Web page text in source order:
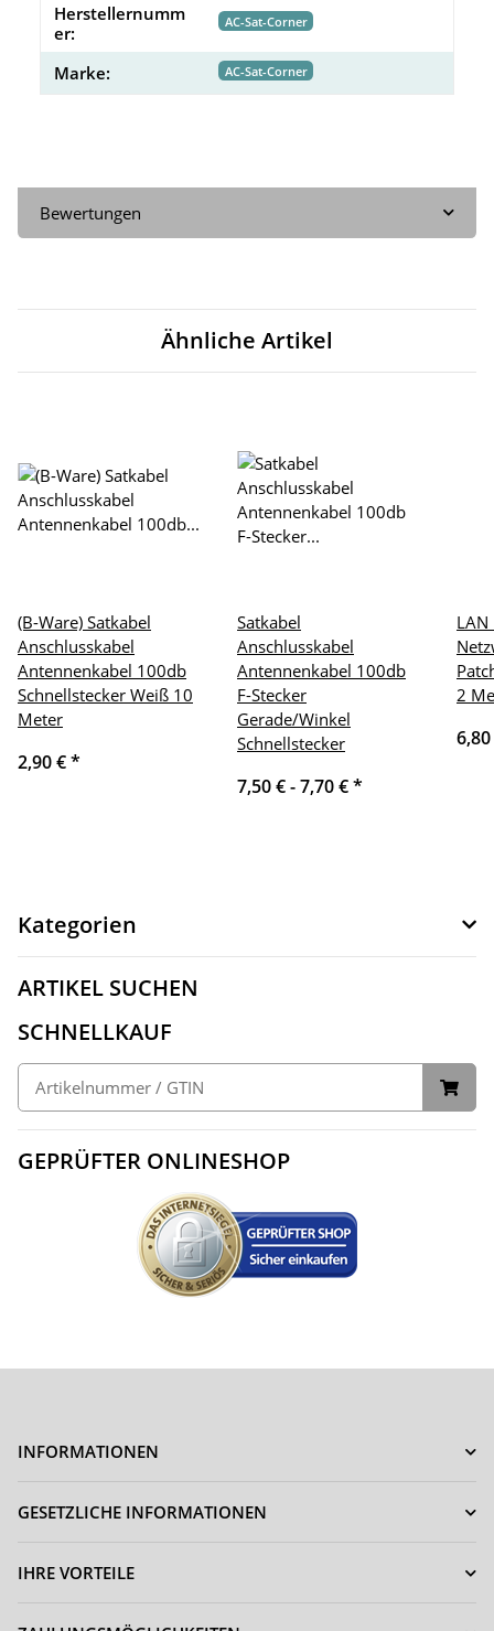
Herstellernumm
er:
AC-Sat-Corner
Marke: AC-Sat-Corner
Bewertungen
Ähnliche Artikel
(B-Ware) Satkabel
Anschlusskabel
Antennenkabel 100db
Schnellstecker Weiß 10
Meter
2,90 €*
Satkabel
Anschlusskabel
Antennenkabel 100db
F-Stecker
Gerade/Winkel
Schnellstecker
7,50 € -7,70 €*
LAN
2
Kategorien
ARTIKEL SUCHEN
SCHNELLKAUF
GEPRÜFTER ONLINESHOP
INFORMATIONEN
GESETZLICHE INFORMATIONEN
IHRE VORTEILE